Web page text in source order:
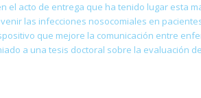
el acto de entrega que ha tenido lugar esta
las infecciones nosocomiales en
que mejore la comunicación entre
a una tesis doctoral sobre la evaluación